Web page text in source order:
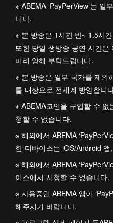
※ ABEMA ‘PayPerView’는 일
니다.
※ 본 방송은 1시간 반~ 1.5시
또한 당일 생방송 공연 시간
미리 양해 부탁드립니다.
※ 본 방송은 일부 국가를 제외
를 대상으로 전세계 방영합니
※ ABEMA코인을 구입할 수
청할 수 없습니다.
※ 해외에서 ABEMA
한 디바이스는 iOS/Android
※ 해외에서 ABEMA
이스에서 시청할 수 없습니다.
※ 사용중인 ABEMA 앱이
해주시기 바랍니다.